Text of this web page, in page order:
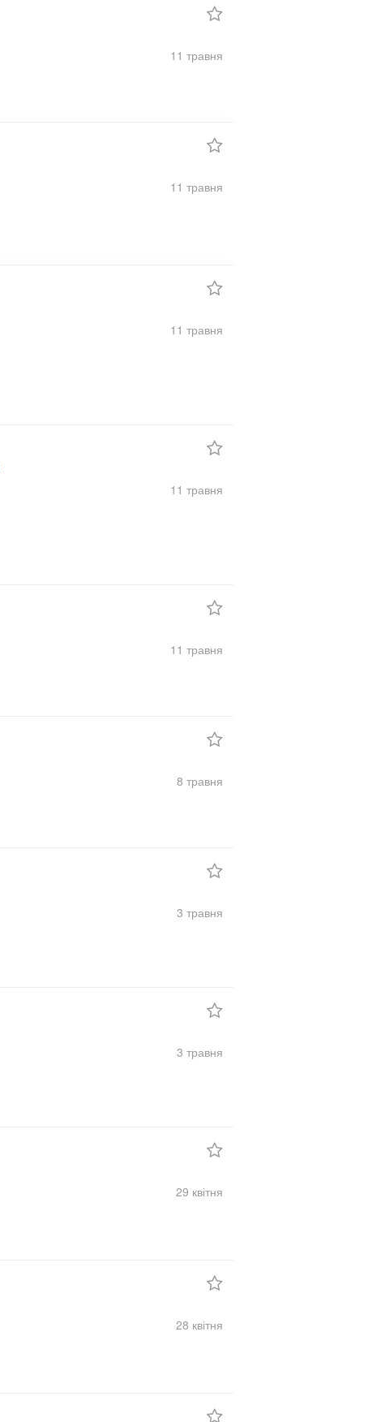
11 травня
11 травня
11 травня
11 травня
11 травня
8 травня
3 травня
3 травня
29 квітня
28 квітня